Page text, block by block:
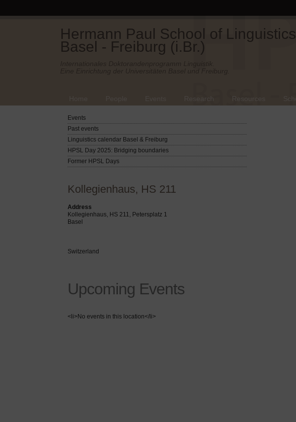
Hermann Paul School of Linguistics
Basel - Freiburg (i.Br.)
Events
Past events
Linguistics calendar Basel & Freiburg
HPSL Day 2025: Bridging boundaries
Former HPSL Days
Kollegienhaus, HS 211
Address
Kollegienhaus, HS 211, Petersplatz 1
Basel
Switzerland
Upcoming Events
<li>No events in this location</li>